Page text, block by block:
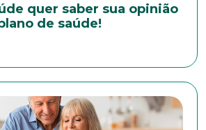
quer saber sua opinião
de saúde!